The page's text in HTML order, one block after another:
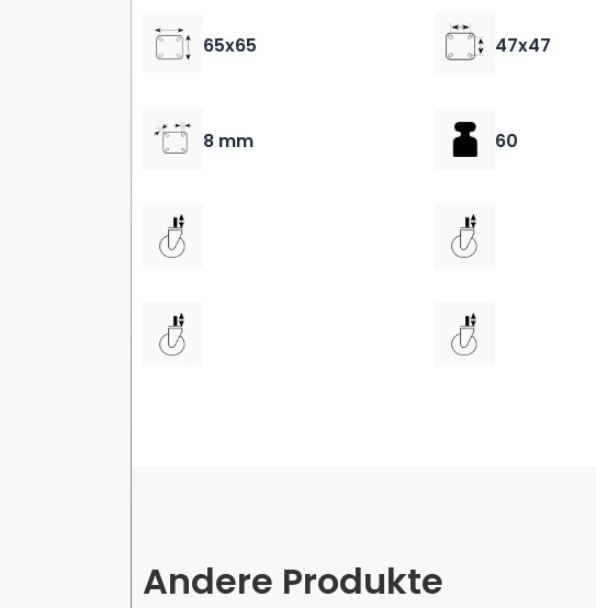
65x65 47x47
8 mm 60
Andere Produkte